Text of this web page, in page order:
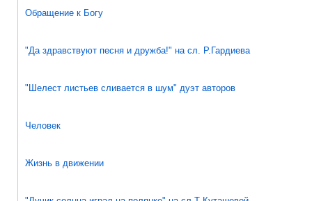
Обращение к Богу
"Да здравствуют песня и дружба!" на сл. Р.Гардиева
"Шелест листьев сливается в шум" дуэт авторов
Человек
Жизнь в движении